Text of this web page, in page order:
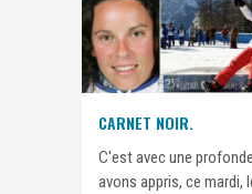
CARNET NOIR.
C'est avec une
avons appris, ce mardi,